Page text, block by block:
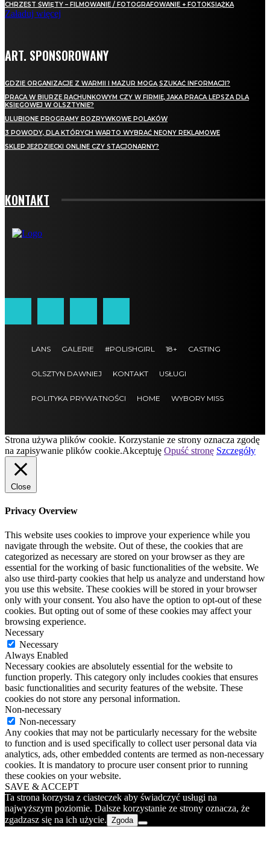
CHRZEST ŚWIĘTY – FILMOWANIE / FOTOGRAFOWANIE + FOTOKSIĄŻKA
Załaduj więcej
ART. SPONSOROWANY
GDZIE ORGANIZACJE Z WARMII I MAZUR MOGĄ SZUKAĆ INFORMACJI?
PRACA W BIURZE RACHUNKOWYM CZY W FIRMIE, JAKA PRACA LEPSZA DLA
KSIĘGOWEJ W OLSZTYNIE?
ULUBIONE PROGRAMY ROZRYWKOWE POLAKÓW
3 POWODY, DLA KTÓRYCH WARTO WYBRAĆ NEONY REKLAMOWE
SKLEP JEŹDZIECKI ONLINE CZY STACJONARNY?
KONTAKT
LANS GALERIE #POLISHGIRL 18+ CASTING
OLSZTYN DAWNIEJ KONTAKT USŁUGI
POLITYKA PRYWATNOŚCI HOME WYBORY MISS
Strona używa plików cookie. Korzystanie ze strony oznacza zgodę
na zapisywanie plików cookie.Akceptuję Opuść stronę Szczegóły
Close
Privacy Overview
This website uses cookies to improve your experience while you
navigate through the website. Out of these, the cookies that are
categorized as necessary are stored on your browser as they are
essential for the working of basic functionalities of the website. We
also use third-party cookies that help us analyze and understand how
you use this website. These cookies will be stored in your browser
only with your consent. You also have the option to opt-out of these
cookies. But opting out of some of these cookies may affect your
browsing experience.
Necessary
Necessary
Always Enabled
Necessary cookies are absolutely essential for the website to
function properly. This category only includes cookies that ensures
basic functionalities and security features of the website. These
cookies do not store any personal information.
Non-necessary
Non-necessary
Any cookies that may not be particularly necessary for the website
to function and is used specifically to collect user personal data via
analytics, ads, other embedded contents are termed as non-necessary
cookies. It is mandatory to procure user consent prior to running
these cookies on your website.
SAVE & ACCEPT
Ta strona korzysta z ciasteczek aby świadczyć usługi na
najwyższym poziomie. Dalsze korzystanie ze strony oznacza, że
zgadzasz się na ich użycie. Zgoda